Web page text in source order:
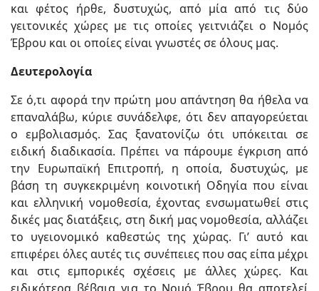
και φέτος ήρθε, δυστυχώς, από μία από τις δύο
γειτονικές χώρες με τις οποίες γειτνιάζει ο Νομός
Έβρου και οι οποίες είναι γνωστές σε όλους μας.
Δευτερολογία
Σε ό,τι αφορά την πρώτη μου απάντηση θα ήθελα να
επαναλάβω, κύριε συνάδελφε, ότι δεν απαγορεύεται
ο εμβολιασμός. Σας ξανατονίζω ότι υπόκειται σε
ειδική διαδικασία. Πρέπει να πάρουμε έγκριση από
την Ευρωπαϊκή Επιτροπή, η οποία, δυστυχώς, με
βάση τη συγκεκριμένη κοινοτική Οδηγία που είναι
και ελληνική νομοθεσία, έχοντας ενσωματωθεί στις
δικές μας διατάξεις, στη δική μας νομοθεσία, αλλάζει
το υγειονομικό καθεστώς της χώρας. Γι’ αυτό και
επιφέρει όλες αυτές τις συνέπειες που σας είπα μέχρι
και στις εμπορικές σχέσεις με άλλες χώρες. Και